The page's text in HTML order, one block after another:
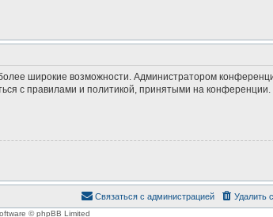
широкие возможности. Администратором
с правилами и политикой, принятыми на
Удалить
Связаться с администрацией
© phpBB Limited